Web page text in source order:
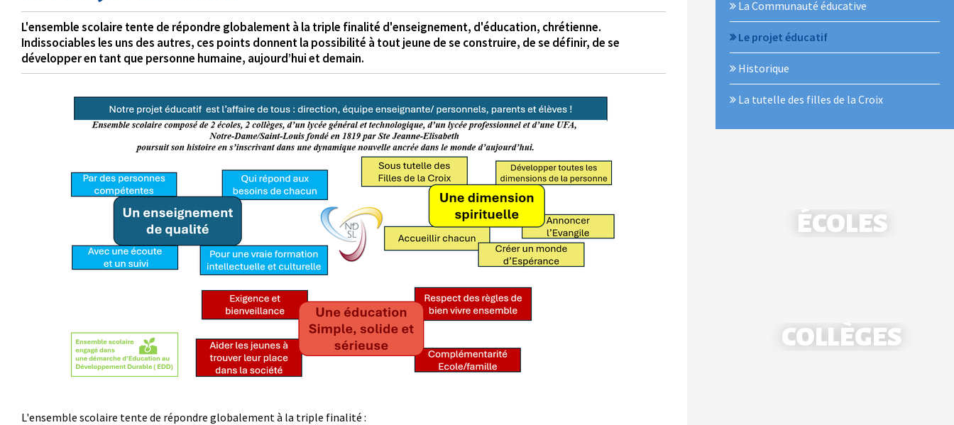
La Communauté éducative
Le projet éducatif
Historique
La tutelle des filles de la Croix
ÉCOLES
COLLÈGES
L'ensemble scolaire tente de répondre globalement à la triple finalité d'enseignement, d'éducation, chrétienne.
Indissociables les uns des autres, ces points donnent la possibilité à tout jeune de se construire, de se définir, de se
développer en tant que personne humaine, aujourd’hui et demain.
L'ensemble scolaire tente de répondre globalement à la triple finalité :